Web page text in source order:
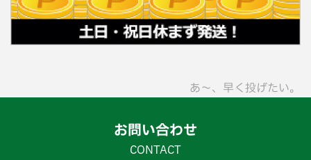
あ〜、早く投げたい。
お問い合わせ
CONTACT